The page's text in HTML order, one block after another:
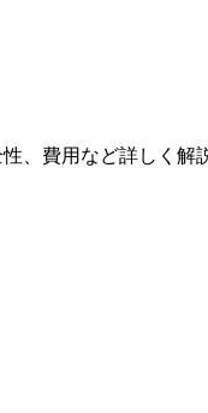
、費用など詳しく解